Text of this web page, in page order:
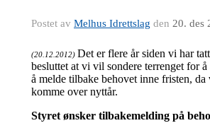
Postet av Melhus Idrettslag den 20. des
(20.12.2012) Det er flere år siden vi har
besluttet at vi vil sondere terrenget for
å melde tilbake behovet inne fristen,
komme over nyttår.
Styret ønsker tilbakemelding på